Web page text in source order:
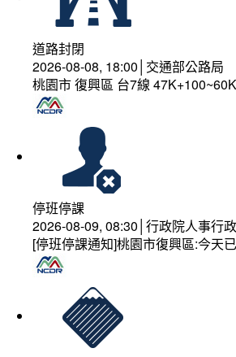
道路封閉
2026-08-08, 18:00│交通部公路局
桃園市 復興區 台7線
停班停課
2026-08-09, 08:30│行政院人事行
[停班停課通知]桃園市復興區:今天